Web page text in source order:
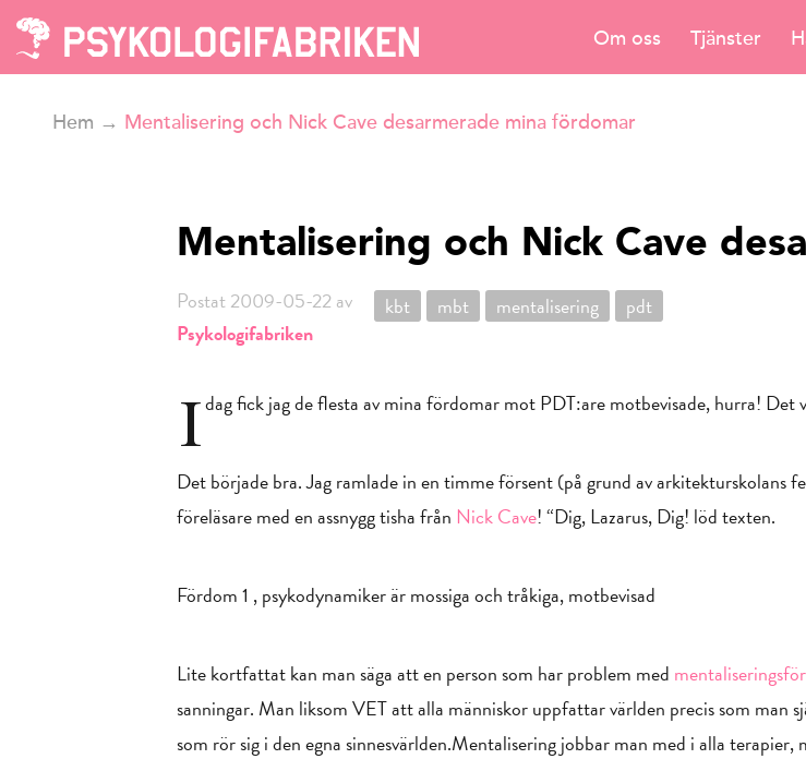
Om oss Tjänster
Hem → Mentalisering och Nick Cave desarmerade mina fördomar
Mentalisering och Nick Cave
Postat 2009-05-22 av
Psykologifabriken
kbt mbt mentalisering pdt
Idag fick jag de flesta av mina fördomar mot PDT:are motbevisade, hurra!
Det började bra. Jag ramlade in en timme försent (på grund av arkitekturskolans
föreläsare med en assnygg tisha från Nick Cave! “Dig, Lazarus, Dig! löd texten.
Fördom 1 , psykodynamiker är mossiga och tråkiga, motbevisad
Lite kortfattat kan man säga att en person som har problem med
sanningar. Man liksom VET att alla människor uppfattar världen precis som man
som rör sig i den egna sinnesvärlden.Mentalisering jobbar man med i alla